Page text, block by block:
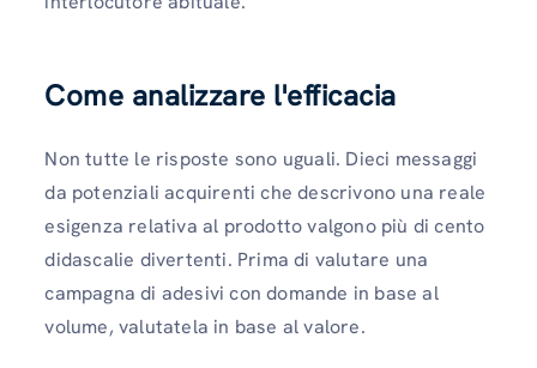
Come analizzare l'efficacia
Non tutte le risposte sono uguali. Dieci messaggi
da potenziali acquirenti che descrivono una reale
esigenza relativa al prodotto valgono più di cento
didascalie divertenti. Prima di valutare una
campagna di adesivi con domande in base al
volume, valutatela in base al valore.